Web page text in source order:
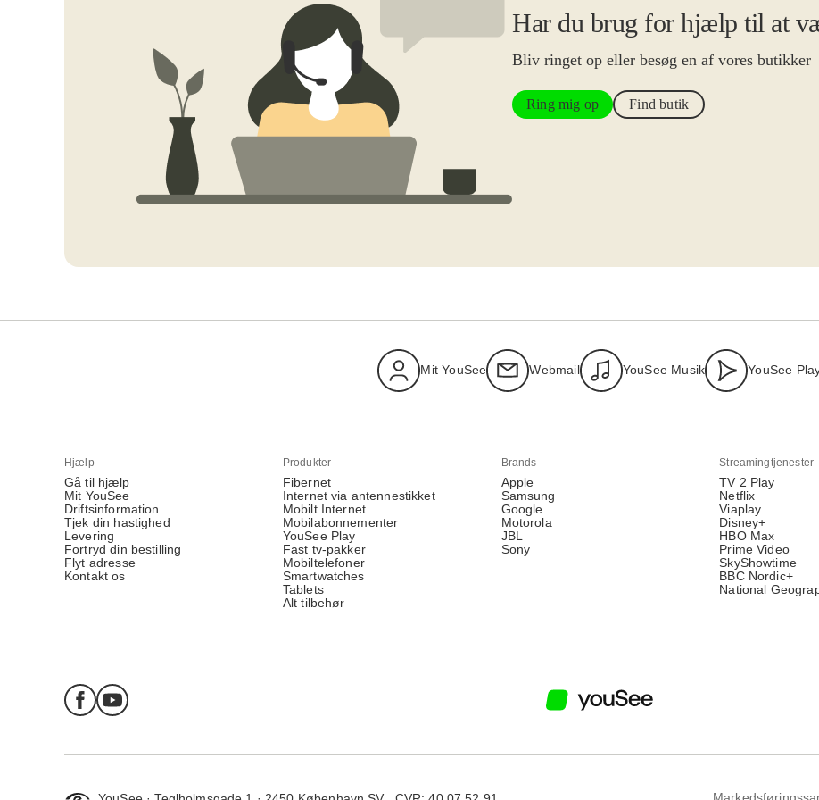
Har du brug for hjælp til at
Bliv ringet op eller besøg en af vores butikker
Ring mig op Find butik
Mit YouSee Webmail YouSee Musik YouSee
Hjælp
Gå til hjælp
Mit YouSee
Driftsinformation
Tjek din hastighed
Levering
Fortryd din bestilling
Flyt adresse
Kontakt os
Produkter
Fibernet
Internet via antennestikket
Mobilt Internet
Mobilabonnementer
YouSee Play
Fast tv-pakker
Mobiltelefoner
Smartwatches
Tablets
Alt tilbehør
Brands
Apple
Samsung
Google
Motorola
JBL
Sony
Streamingtjenester
TV 2 Play
Netflix
Viaplay
Disney+
HBO Max
Prime Video
SkyShowtime
BBC Nordic+
National